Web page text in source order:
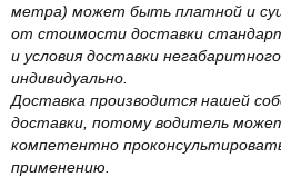
метра) может быть платной и
от стоимости доставки
и условия доставки
индивидуально.
Доставка производится нашей
доставки, потому водитель
компетентно
применению.